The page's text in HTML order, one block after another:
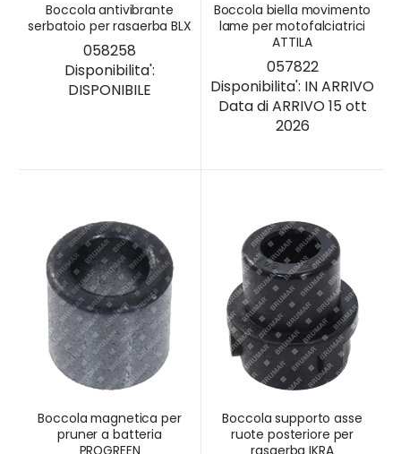
Boccola antivibrante
serbatoio per rasaerba BLX
058258
Disponibilita':
DISPONIBILE
Boccola biella movimento
lame per motofalciatrici
ATTILA
057822
Disponibilita': IN ARRIVO
Data di ARRIVO 15 ott
2026
Boccola magnetica per
pruner a batteria
PROGREEN
Boccola supporto asse
ruote posteriore per
rasaerba IKRA